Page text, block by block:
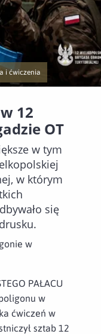
o kategorii Polecane
listą publikacji o kategorii
i ćwiczenia
do nowej strony z listą
12
OT
w tym
w którym
się
w
PAŁACU
w
ćwiczeń w
sztab 12